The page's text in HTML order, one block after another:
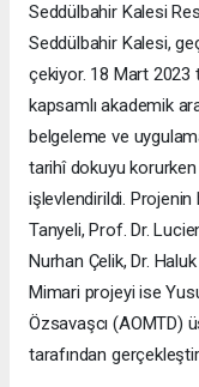
Seddülbahir Kalesi
Seddülbahir Kalesi,
çekiyor. 18 Mart 2023
kapsamlı akademik
belgeleme ve
tarihî dokuyu
işlevlendirildi. Projenin
Tanyeli, Prof. Dr.
Nurhan Çelik, Dr.
Mimari projeyi ise
Özsavaşcı (AOMTD)
tarafından